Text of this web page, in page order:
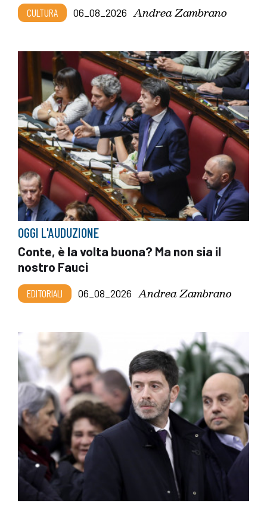
CULTURA 06_08_2026 Andrea Zambrano
OGGI L'AUDUZIONE
Conte, è la volta buona? Ma non sia il
nostro Fauci
EDITORIALI 06_08_2026 Andrea Zambrano